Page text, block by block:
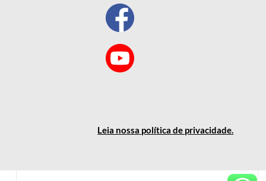
Leia nossa política de privacidade.